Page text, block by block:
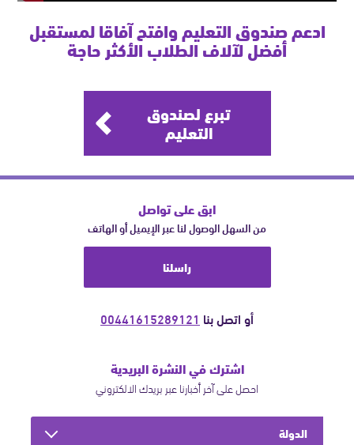
ادعم صندوق التعليم وافتح آفاقا لمستقبل
أفضل لآلاف الطلاب الأكثر حاجة
تبرع لصندوق
التعليم
ابق على تواصل
من السهل الوصول لنا عبر الإيميل أو الهاتف
راسلنا
أو اتصل بنا 00441615289121
اشترك في النشرة البريدية
احصل على آخر أخبارنا عبر بريدك الالكتروني
الدولة